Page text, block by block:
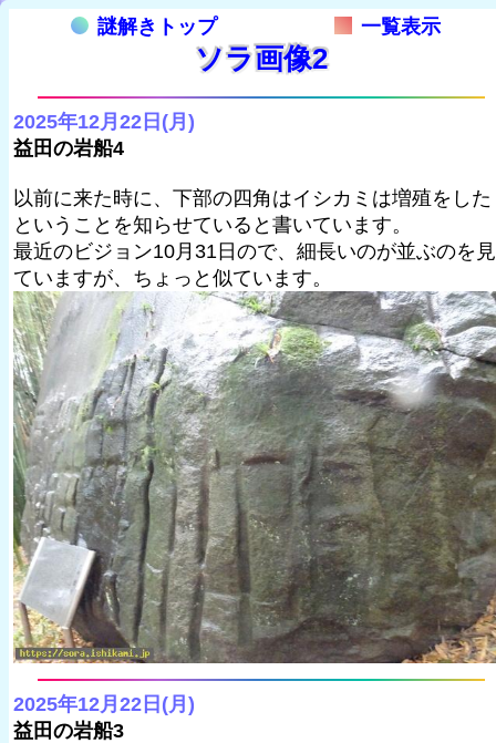
謎解きトップ 一覧表示
ソラ画像2
2025年12月22日(月)
益田の岩船4
以前に来た時に、下部の四角はイシカミは増殖をした
ということを知らせていると書いています。
最近のビジョン10月31日ので、細長いのが並ぶのを見
ていますが、ちょっと似ています。
2025年12月22日(月)
益田の岩船3